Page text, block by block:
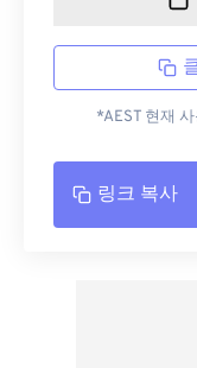
*AEST 현재
링크 복사